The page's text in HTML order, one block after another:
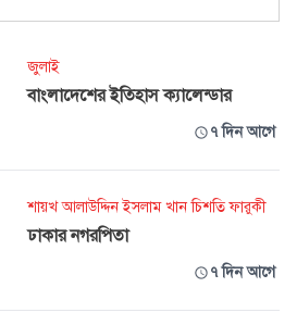
জুলাই
বাংলাদেশের ইতিহাস ক্যালেন্ডার
৭ দিন আগে
শায়খ আলাউদ্দিন ইসলাম খান চিশতি ফারুকী
ঢাকার নগরপিতা
৭ দিন আগে